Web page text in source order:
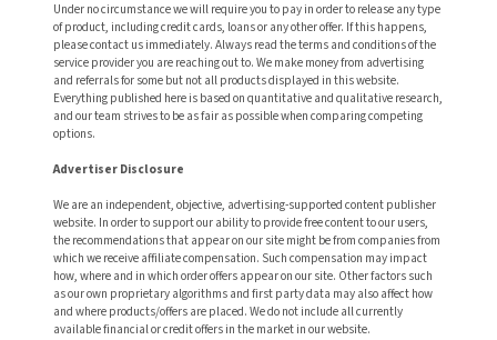
Under no circumstance we will require you to pay in order to release any type
of product, including credit cards, loans or any other offer. If this happens,
please contact us immediately. Always read the terms and conditions of the
service provider you are reaching out to. We make money from advertising
and referrals for some but not all products displayed in this website.
Everything published here is based on quantitative and qualitative research,
and our team strives to be as fair as possible when comparing competing
options.
Advertiser Disclosure
We are an independent, objective, advertising-supported content publisher
website. In order to support our ability to provide free content to our users,
the recommendations that appear on our site might be from companies from
which we receive affiliate compensation. Such compensation may impact
how, where and in which order offers appear on our site. Other factors such
as our own proprietary algorithms and first party data may also affect how
and where products/offers are placed. We do not include all currently
available financial or credit offers in the market in our website.